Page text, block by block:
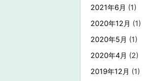
2021年6月 (1)
2020年12月 (1)
2020年5月 (1)
2020年4月 (2)
2019年12月 (1)